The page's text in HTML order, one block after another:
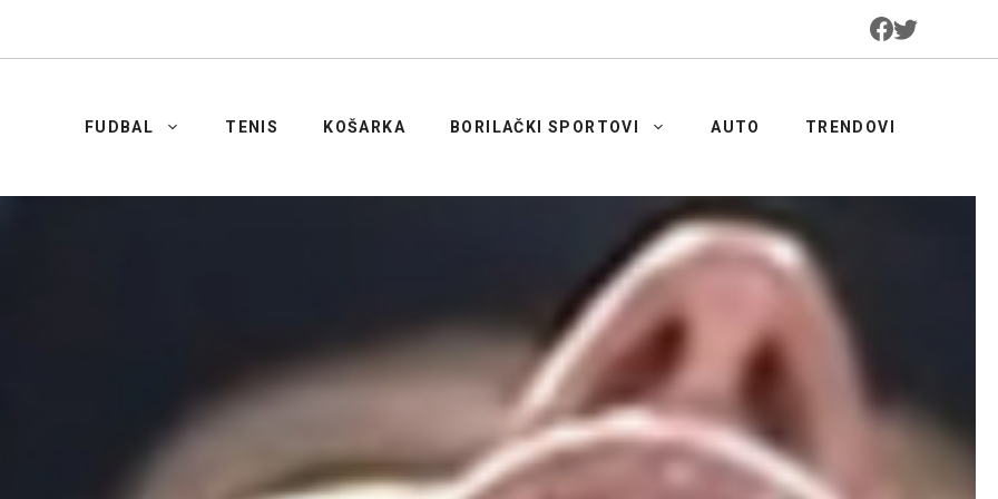
FUDBAL TENIS KOŠARKA BORILAČKI SPORTOVI AUTO TRENDOVI